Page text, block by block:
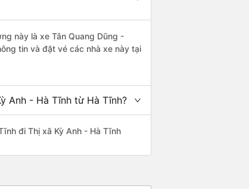
này là xe Tân Quang Dũng -
tin và đặt vé các nhà xe này tại
Anh - Hà Tĩnh từ Hà Tĩnh?
đi Thị xã Kỳ Anh - Hà Tĩnh